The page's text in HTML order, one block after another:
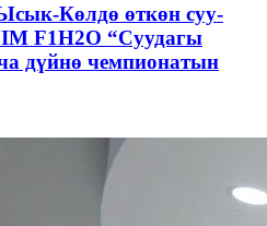
Көлдө өткөн суу-
F1H2O “Суудагы
дүйнө чемпионатын